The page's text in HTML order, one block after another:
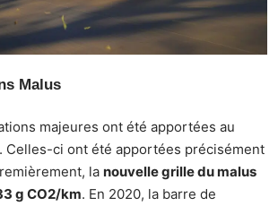
Malus
majeures ont été apportées au
Celles-ci ont été apportées précisément
la nouvelle grille du malus
g CO2/km. En 2020, la barre de